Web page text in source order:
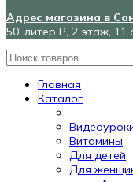
Адрес магазина в
50, литер Р, 2 этаж, 11
Главная
Каталог
Витамины
Для детей
Для